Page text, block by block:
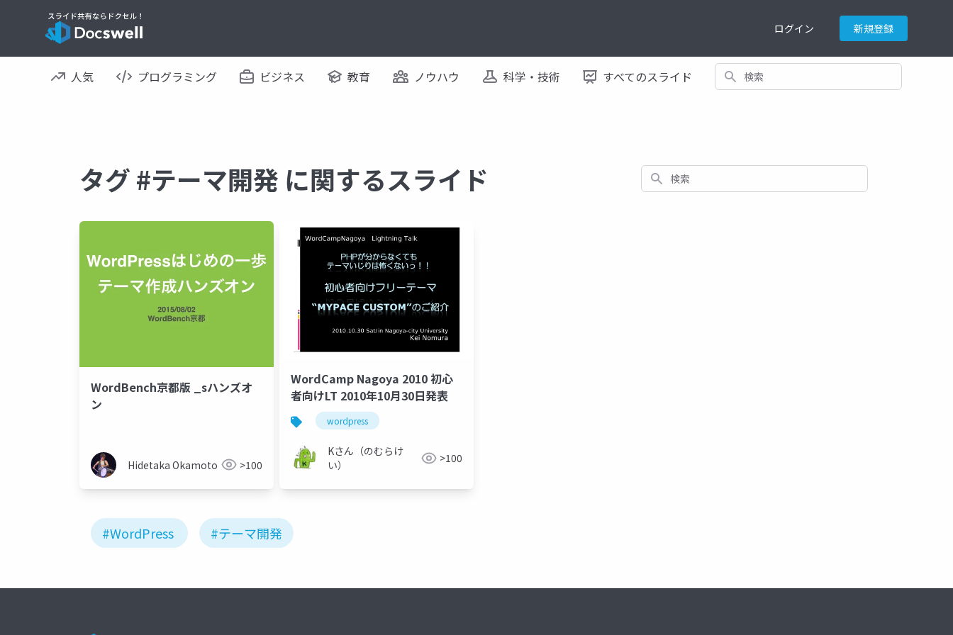
ログイン 新規登録
人気 プログラミング ビジネス 教育 ノウハウ 科学・技術 すべてのスライド 検索
タグ #テーマ開発 に関するスライド 検索
WordBench京都版 _sハンズオ
ン
Hidetaka Okamoto >100
WordCamp Nagoya 2010 初心
者向けLT 2010年10月30日発表
wordpress
Kさん（のむらけ
い）
>100
#WordPress #テーマ開発